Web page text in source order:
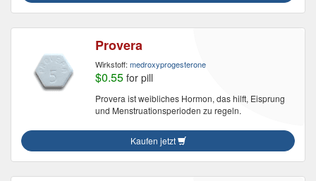
Provera
Wirkstoff: medroxyprogesterone
$0.55 for pill
Provera ist weibliches Hormon, das hilft, Eisprung
und Menstruationsperioden zu regeln.
Kaufen jetzt